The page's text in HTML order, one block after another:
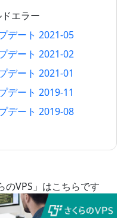
エラー
デート 2021-05
デート 2021-02
デート 2021-01
デート 2019-11
デート 2019-08
のVPS」はこちらです